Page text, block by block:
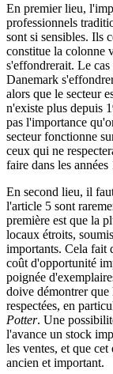
En premier lieu,
professionnels
sont si sensibles. Ils
constitue la colonne
s'effondrerait. Le
Danemark
alors que le secteur
n'existe plus depuis
pas l'importance
secteur fonctionne
ceux qui ne
faire dans les années
En second lieu, il
l'article 5 sont
première est que la
locaux étroits,
importants. Cela fait
coût d'opportunité
poignée
doive démontrer
respectées, en
Potter. Une
l'avance un stock
les ventes, et que
ancien et important.